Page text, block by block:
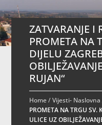
ZATVARANJE I
PROMETA NA
DIJELU
RUJAN“
Home/Vijesti- Naslovna
PROMETA NA TRGU SV.
ULICE UZ